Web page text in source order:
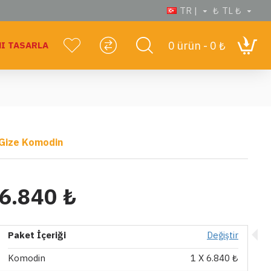
TR | ₺ TL ₺
TASARLA 0 ürün - 0 ₺
Komodin
6.840 ₺
Paket İçeriği
Değiştir
Komodin
1 X 6.840 ₺